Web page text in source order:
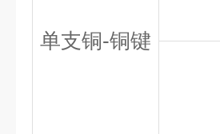
单支铜-铜键